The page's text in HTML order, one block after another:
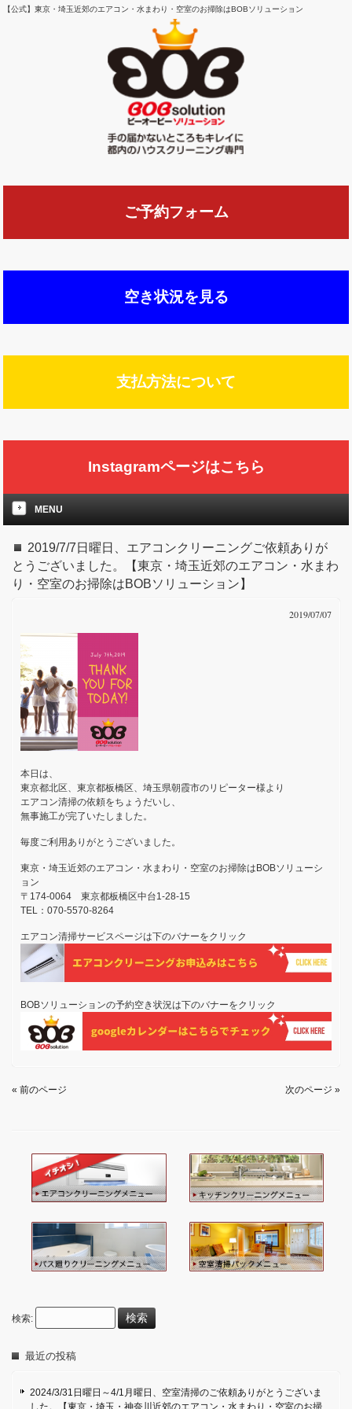
【公式】東京・埼玉近郊のエアコン・水まわり・空室のお掃除はBOBソリューション
ご予約フォーム
空き状況を見る
支払方法について
Instagramページはこちら
MENU
2019/7/7日曜日、エアコンクリーニングご依頼ありが
とうございました。【東京・埼玉近郊のエアコン・水まわ
り・空室のお掃除はBOBソリューション】
2019/07/07
本日は、
東京都北区、東京都板橋区、埼玉県朝霞市のリピーター様より
エアコン清掃の依頼をちょうだいし、
無事施工が完了いたしました。
毎度ご利用ありがとうございました。
東京・埼玉近郊のエアコン・水まわり・空室のお掃除はBOBソリューシ
ョン
〒174-0064 東京都板橋区中台1-28-15
TEL：070-5570-8264
エアコン清掃サービスページは下のバナーをクリック
BOBソリューションの予約空き状況は下のバナーをクリック
« 前のページ 次のページ »
検索:
最近の投稿
2024/3/31日曜日～4/1月曜日、空室清掃のご依頼ありがとうございま
した。【東京・埼玉・神奈川近郊のエアコン・水まわり・空室のお掃